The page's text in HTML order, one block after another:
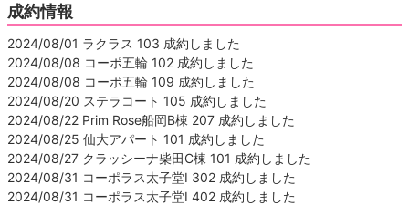
成約情報
2024/08/01 ラクラス 103 成約しました
2024/08/08 コーポ五輪 102 成約しました
2024/08/08 コーポ五輪 109 成約しました
2024/08/20 ステラコート 105 成約しました
2024/08/22 Prim Rose船岡B棟 207 成約しました
2024/08/25 仙大アパート 101 成約しました
2024/08/27 クラッシーナ柴田C棟 101 成約しました
2024/08/31 コーポラス太子堂Ⅰ 302 成約しました
2024/08/31 コーポラス太子堂Ⅰ 402 成約しました